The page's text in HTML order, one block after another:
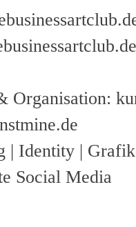
Organisation:
| Identity |
Social Media